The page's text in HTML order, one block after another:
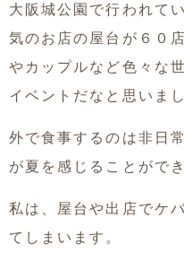
大阪城公園で行われて
気のお店の屋台が６０
やカップルなど色々な
イベントだなと思いまし
外で食事するのは非日
が夏を感じることがで
私は、屋台や出店でケ
てしまいます。